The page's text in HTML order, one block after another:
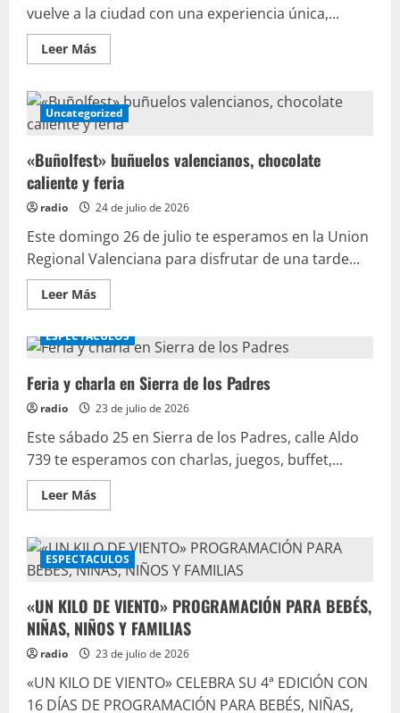
vuelve a la ciudad con una experiencia única,...
Leer Más
Uncategorized
«Buñolfest» buñuelos valencianos, chocolate
caliente y feria
radio 24 de julio de 2026
Este domingo 26 de julio te esperamos en la Union
Regional Valenciana para disfrutar de una tarde...
Leer Más
ESPECTACULOS
Feria y charla en Sierra de los Padres
radio 23 de julio de 2026
Este sábado 25 en Sierra de los Padres, calle Aldo
739 te esperamos con charlas, juegos, buffet,...
Leer Más
ESPECTACULOS
«UN KILO DE VIENTO» PROGRAMACIÓN PARA BEBÉS,
NIÑAS, NIÑOS Y FAMILIAS
radio 23 de julio de 2026
«UN KILO DE VIENTO» CELEBRA SU 4ª EDICIÓN CON
16 DÍAS DE PROGRAMACIÓN PARA BEBÉS, NIÑAS,